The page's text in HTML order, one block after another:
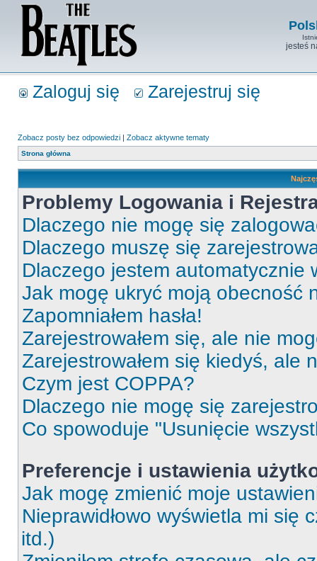
jesteś
Zaloguj się Zarejestruj się
Zobacz posty bez odpowiedzi | Zobacz aktywne tematy
Strona główna
Problemy Logowania i
Dlaczego nie mogę się
Dlaczego muszę się
Dlaczego jestem automatycznie
Jak mogę ukryć moją obecność
Zapomniałem hasła!
Zarejestrowałem się, ale nie
Zarejestrowałem się kiedyś, ale
Czym jest COPPA?
Dlaczego nie mogę się
Co spowoduje "Usunięcie
Preferencje i ustawienia
Jak mogę zmienić moje
Nieprawidłowo wyświetla mi się
itd.)